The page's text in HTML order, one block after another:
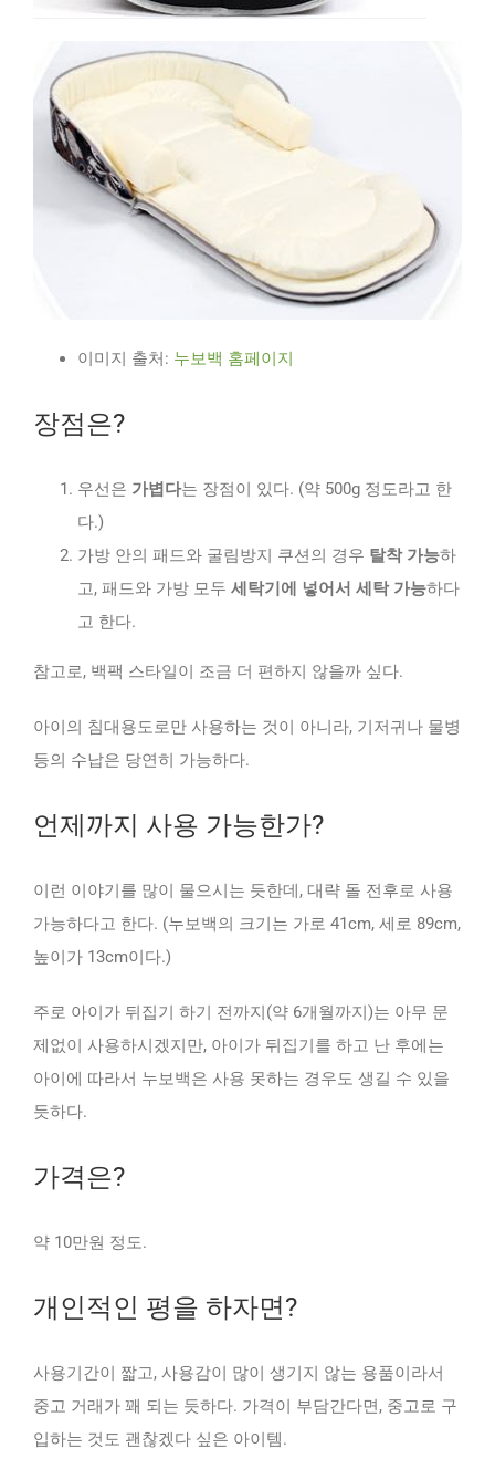
이미지 출처: 누보백 홈페이지
장점은?
우선은 가볍다는 장점이 있다. (약 500g 정도라고 한
다.)
가방 안의 패드와 굴림방지 쿠션의 경우 탈착 가능하
고, 패드와 가방 모두 세탁기에 넣어서 세탁 가능하다
고 한다.
참고로, 백팩 스타일이 조금 더 편하지 않을까 싶다.
아이의 침대용도로만 사용하는 것이 아니라, 기저귀나 물병
등의 수납은 당연히 가능하다.
언제까지 사용 가능한가?
이런 이야기를 많이 물으시는 듯한데, 대략 돌 전후로 사용
가능하다고 한다. (누보백의 크기는 가로 41cm, 세로 89cm,
높이가 13cm이다.)
주로 아이가 뒤집기 하기 전까지(약 6개월까지)는 아무 문
제없이 사용하시겠지만, 아이가 뒤집기를 하고 난 후에는
아이에 따라서 누보백은 사용 못하는 경우도 생길 수 있을
듯하다.
가격은?
약 10만원 정도.
개인적인 평을 하자면?
사용기간이 짧고, 사용감이 많이 생기지 않는 용품이라서
중고 거래가 꽤 되는 듯하다. 가격이 부담간다면, 중고로 구
입하는 것도 괜찮겠다 싶은 아이템.